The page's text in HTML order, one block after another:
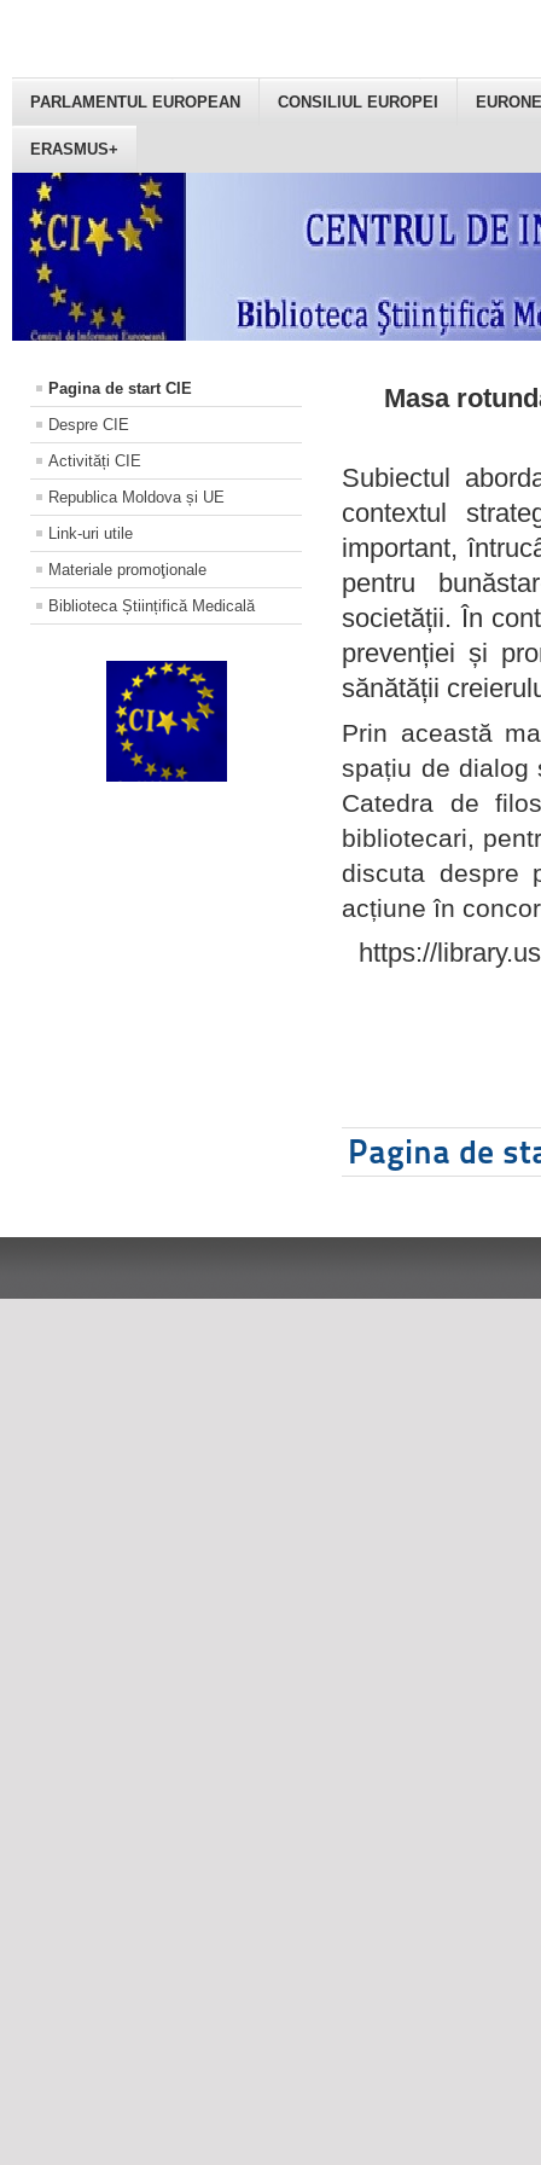
PARLAMENTUL EUROPEAN CONSILIUL EUROPEI
ERASMUS+
Pagina de start CIE
Despre CIE
Activități CIE
Republica Moldova și UE
Link-uri utile
Materiale promoţionale
Biblioteca Științifică Medicală
Masa
Subiectul
contextul
important,
pentru
societății. În
prevenției și
sănătății
Prin această
spațiu de dialog
Catedra de
bibliotecari,
discuta despre
acțiune în
https://
Pagina de